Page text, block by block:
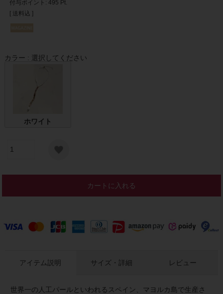
付与ポイント: 495 Pt.
送料込
カラー 選択してください
ホワイト
カートに入れる
アイテム説明
世界一の人工パールといわれるスペイン、マヨルカ島で生産さ
サイズ・詳細 レビュー